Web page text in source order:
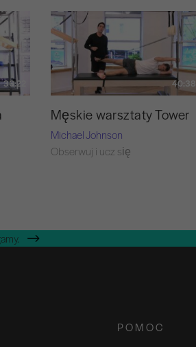
36:22 40:38
Męskie warsztaty Tower
Michael Johnson
Obserwuj i ucz się
POMOC